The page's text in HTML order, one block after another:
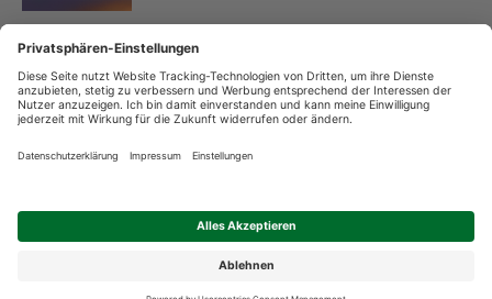
Datenschutz
Streitschlichtung
Impressum